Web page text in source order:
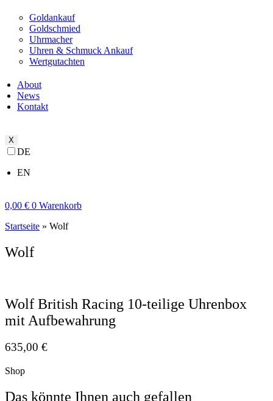
Goldankauf
Goldschmied
Uhrmacher
Uhren & Schmuck Ankauf
Wertgutachten
About
News
Kontakt
X
DE
EN
0,00 € 0 Warenkorb
Startseite » Wolf
Wolf
Wolf British Racing 10-teilige Uhrenbox
mit Aufbewahrung
635,00 €
Shop
Das könnte Ihnen auch gefallen